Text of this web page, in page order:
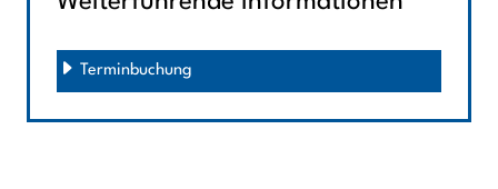
Terminbuchung